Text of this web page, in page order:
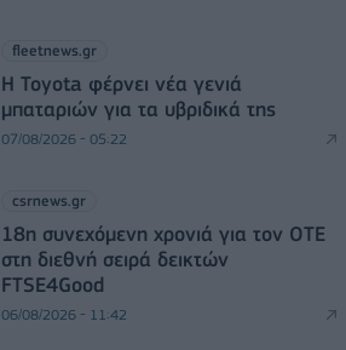
fleetnews.gr
Η Toyota φέρνει νέα γενιά
μπαταριών για τα υβριδικά της
07/08/2026 - 05:22
csrnews.gr
18η συνεχόμενη χρονιά για τον ΟΤΕ
στη διεθνή σειρά δεικτών
FTSE4Good
06/08/2026 - 11:42